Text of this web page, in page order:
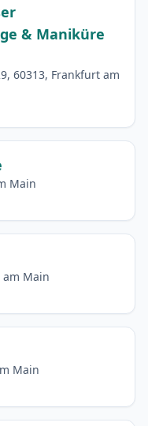
& Maniküre
60313, Frankfurt am
Main
am Main
Main